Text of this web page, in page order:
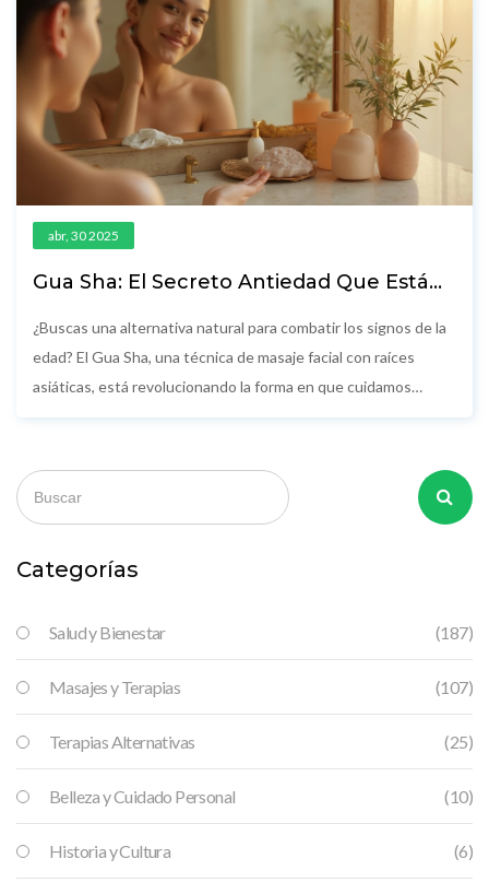
abr, 30 2025
Gua Sha: El Secreto Antiedad Que Está
¿Buscas una alternativa natural para combatir los signos de la
edad? El Gua Sha, una técnica de masaje facial con raíces
asiáticas, está revolucionando la forma en que cuidamos
fácilmente en cualquier rutina de belleza. Descubre cómo esta
herramienta puede marcar la diferencia en tu piel desde la
Categorías
Salud y Bienestar (187)
Masajes y Terapias (107)
Terapias Alternativas (25)
Belleza y Cuidado Personal (10)
Historia y Cultura (6)